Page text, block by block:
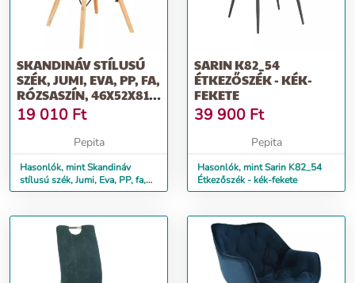
SKANDINÁV STÍLUSÚ
SZÉK, JUMI, EVA, PP, FA,
RÓZSASZÍN, 46X52X81
CM
19 010 Ft
Pepita
Hasonlók, mint Skandináv
stílusú szék, Jumi, Eva, PP, fa,
rózsaszín, 46x52x81 cm
SARIN K82_54
ÉTKEZŐSZÉK - KÉK-
FEKETE
39 900 Ft
Pepita
Hasonlók, mint Sarin K82_54
Étkezőszék - kék-fekete